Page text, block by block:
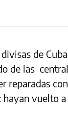
de
de las
reparadas
hayan vuelto